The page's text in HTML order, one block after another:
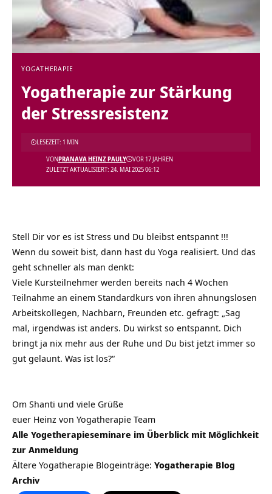
YOGATHERAPIE
Yogatherapie zur Stärkung
der Stressresistenz
ZULETZT AKTUALISIERT: 24. MAI 2025 06:12
VONPRANAVA HEINZ PAULY VOR 17 JAHREN
LESEZEIT: 1 MIN
Stell Dir vor es ist Stress und Du bleibst entspannt !!!
Wenn du soweit bist, dann hast du Yoga realisiert. Und das
geht schneller als man denkt:
Viele Kursteilnehmer werden bereits nach 4 Wochen
Teilnahme an einem Standardkurs von ihren ahnungslosen
Arbeitskollegen, Nachbarn, Freunden etc. gefragt: „Sag
mal, irgendwas ist anders. Du wirkst so entspannt. Dich
bringt ja nix mehr aus der Ruhe und Du bist jetzt immer so
gut gelaunt. Was ist los?“
Om Shanti und viele Grüße
euer Heinz von Yogatherapie Team
Alle Yogetherapieseminare im Überblick mit Möglichkeit
zur Anmeldung
Ältere Yogatherapie Blogeinträge: Yogatherapie Blog
Archiv